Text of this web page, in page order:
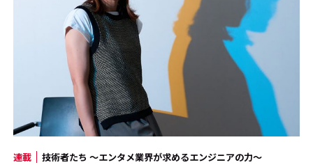
連載 技術者たち ～エンタメ業界が求めるエンジニアの力～